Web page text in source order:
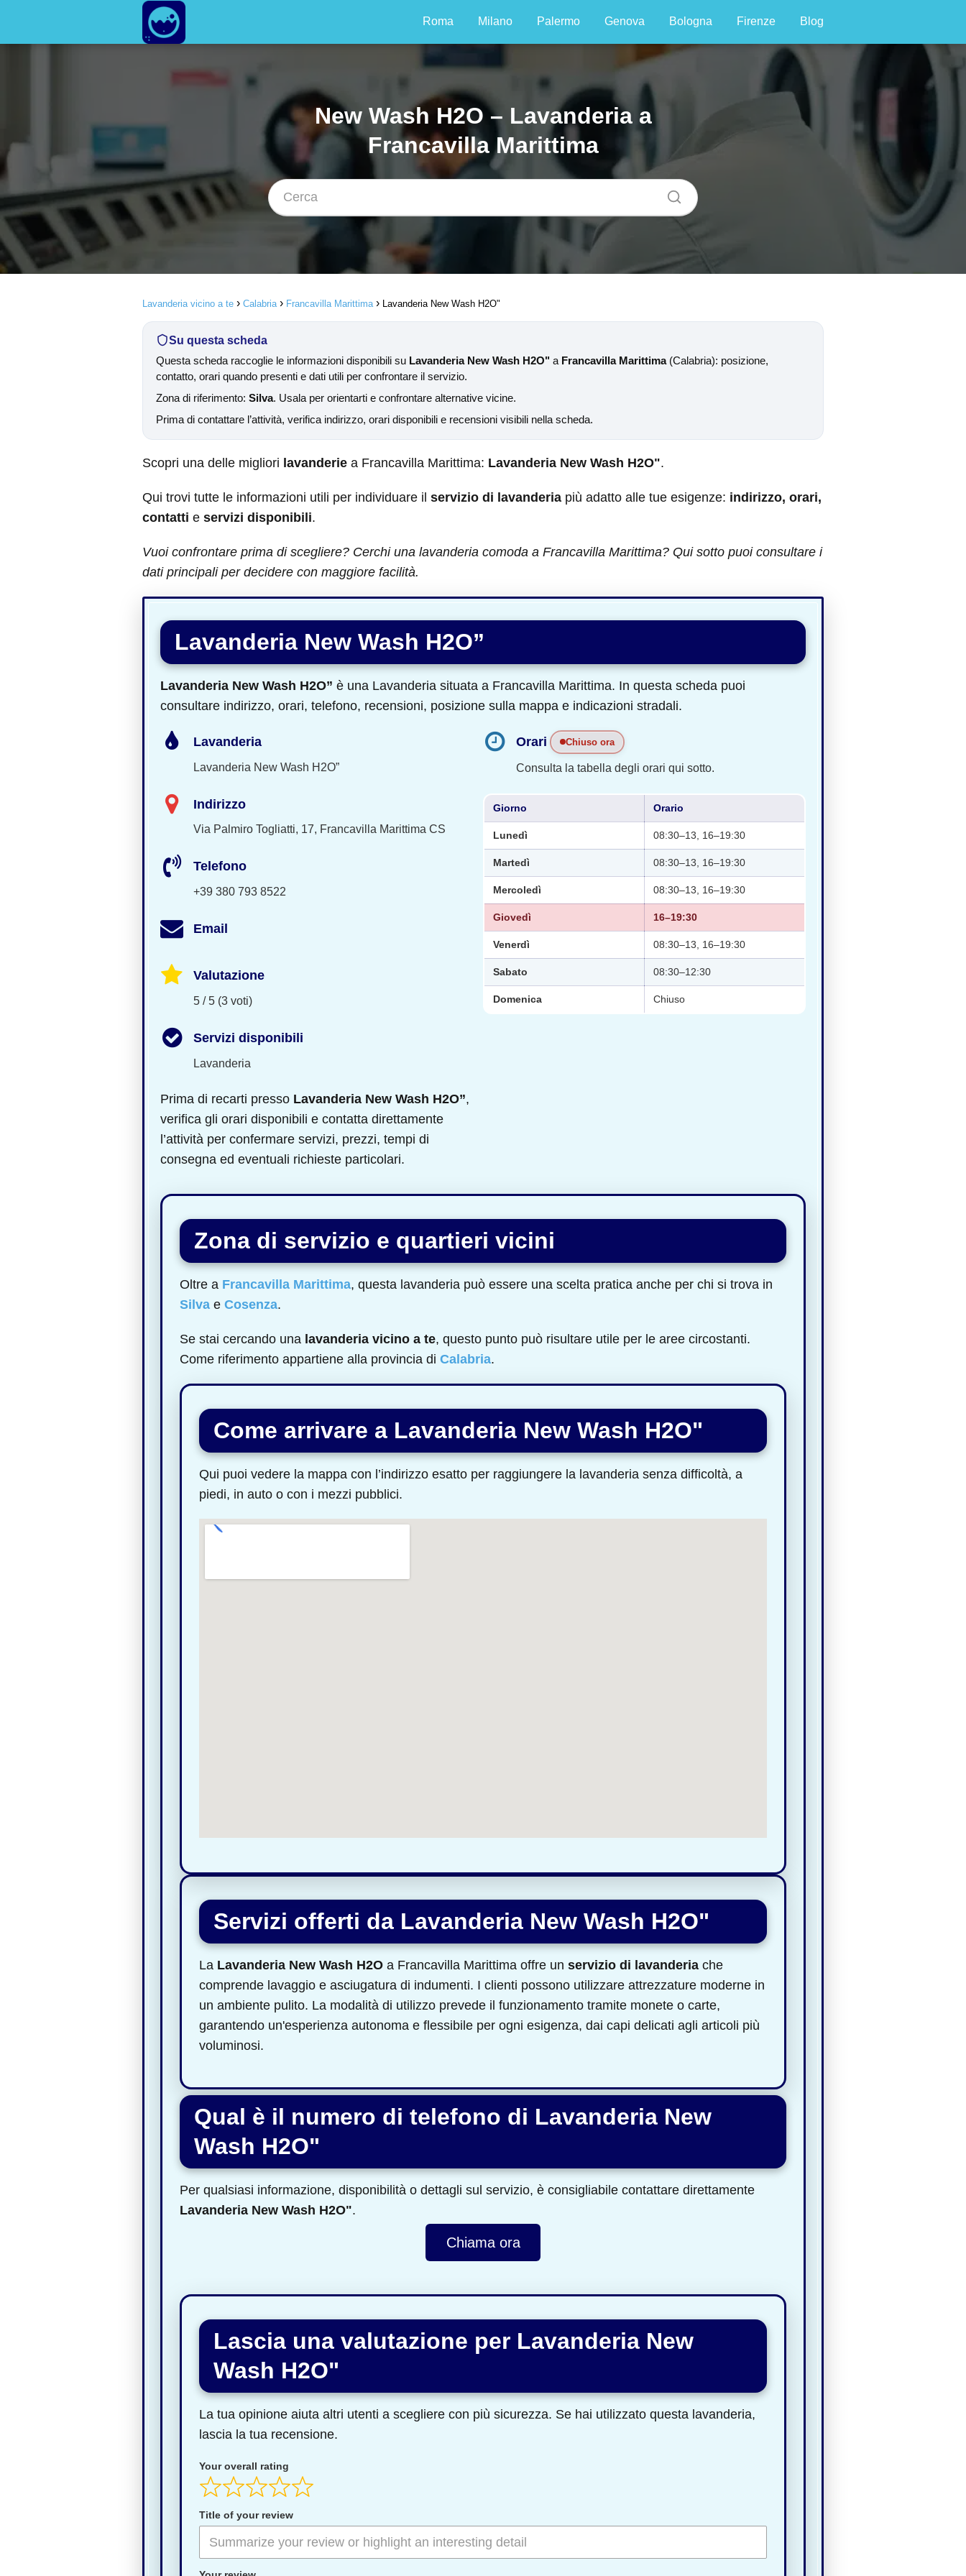
Roma Milano Palermo Genova Bologna Firenze Blog
New Wash H2O – Lavanderia a
Francavilla Marittima
Lavanderia vicino a te Calabria Francavilla Marittima Lavanderia New Wash H2O"
Su questa scheda
Questa scheda raccoglie le informazioni disponibili su Lavanderia New Wash H2O" a Francavilla Marittima(Calabria): posizione,
contatto, orari quando presenti e dati utili per confrontare il servizio.
Zona di riferimento: Silva. Usala per orientarti e confrontare alternative vicine.
Prima di contattare l’attività, verifica indirizzo, orari disponibili e recensioni visibili nella scheda.
Scopri una delle migliori lavanderie a Francavilla Marittima: Lavanderia New Wash H2O".
Qui trovi tutte le informazioni utili per individuare il servizio di lavanderia più adatto alle tue esigenze: indirizzo, orari,
contatti e servizi disponibili.
Vuoi confrontare prima di scegliere? Cerchi una lavanderia comoda a Francavilla Marittima? Qui sotto puoi consultare i
dati principali per decidere con maggiore facilità.
Lavanderia New Wash H2O”
Lavanderia New Wash H2O” è una Lavanderia situata a Francavilla Marittima. In questa scheda puoi
consultare indirizzo, orari, telefono, recensioni, posizione sulla mappa e indicazioni stradali.
Lavanderia
Lavanderia New Wash H2O”
Indirizzo
Via Palmiro Togliatti, 17, Francavilla Marittima CS
Telefono
+39 380 793 8522
Email
Valutazione
5 / 5 (3 voti)
Servizi disponibili
Lavanderia
Prima di recarti presso Lavanderia New Wash H2O”,
verifica gli orari disponibili e contatta direttamente
l’attività per confermare servizi, prezzi, tempi di
consegna ed eventuali richieste particolari.
Orari Chiuso ora
Consulta la tabella degli orari qui sotto.
Giorno Orario
Lunedì 08:30–13, 16–19:30
Martedì 08:30–13, 16–19:30
Mercoledì 08:30–13, 16–19:30
Giovedì 16–19:30
Venerdì 08:30–13, 16–19:30
Sabato 08:30–12:30
Domenica Chiuso
Zona di servizio e quartieri vicini
Oltre a Francavilla Marittima, questa lavanderia può essere una scelta pratica anche per chi si trova in
Silva e Cosenza.
Se stai cercando una lavanderia vicino a te, questo punto può risultare utile per le aree circostanti.
Come riferimento appartiene alla provincia di Calabria.
Come arrivare a Lavanderia New Wash H2O"
Qui puoi vedere la mappa con l’indirizzo esatto per raggiungere la lavanderia senza difficoltà, a
piedi, in auto o con i mezzi pubblici.
Servizi offerti da Lavanderia New Wash H2O"
La Lavanderia New Wash H2O a Francavilla Marittima offre un servizio di lavanderia che
comprende lavaggio e asciugatura di indumenti. I clienti possono utilizzare attrezzature moderne in
un ambiente pulito. La modalità di utilizzo prevede il funzionamento tramite monete o carte,
garantendo un'esperienza autonoma e flessibile per ogni esigenza, dai capi delicati agli articoli più
voluminosi.
Qual è il numero di telefono di Lavanderia New
Wash H2O"
Per qualsiasi informazione, disponibilità o dettagli sul servizio, è consigliabile contattare direttamente
Lavanderia New Wash H2O".
Chiama ora
Lascia una valutazione per Lavanderia New
Wash H2O"
La tua opinione aiuta altri utenti a scegliere con più sicurezza. Se hai utilizzato questa lavanderia,
lascia la tua recensione.
Your overall rating
Title of your review